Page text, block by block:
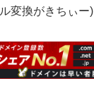
変換がきちぃー)